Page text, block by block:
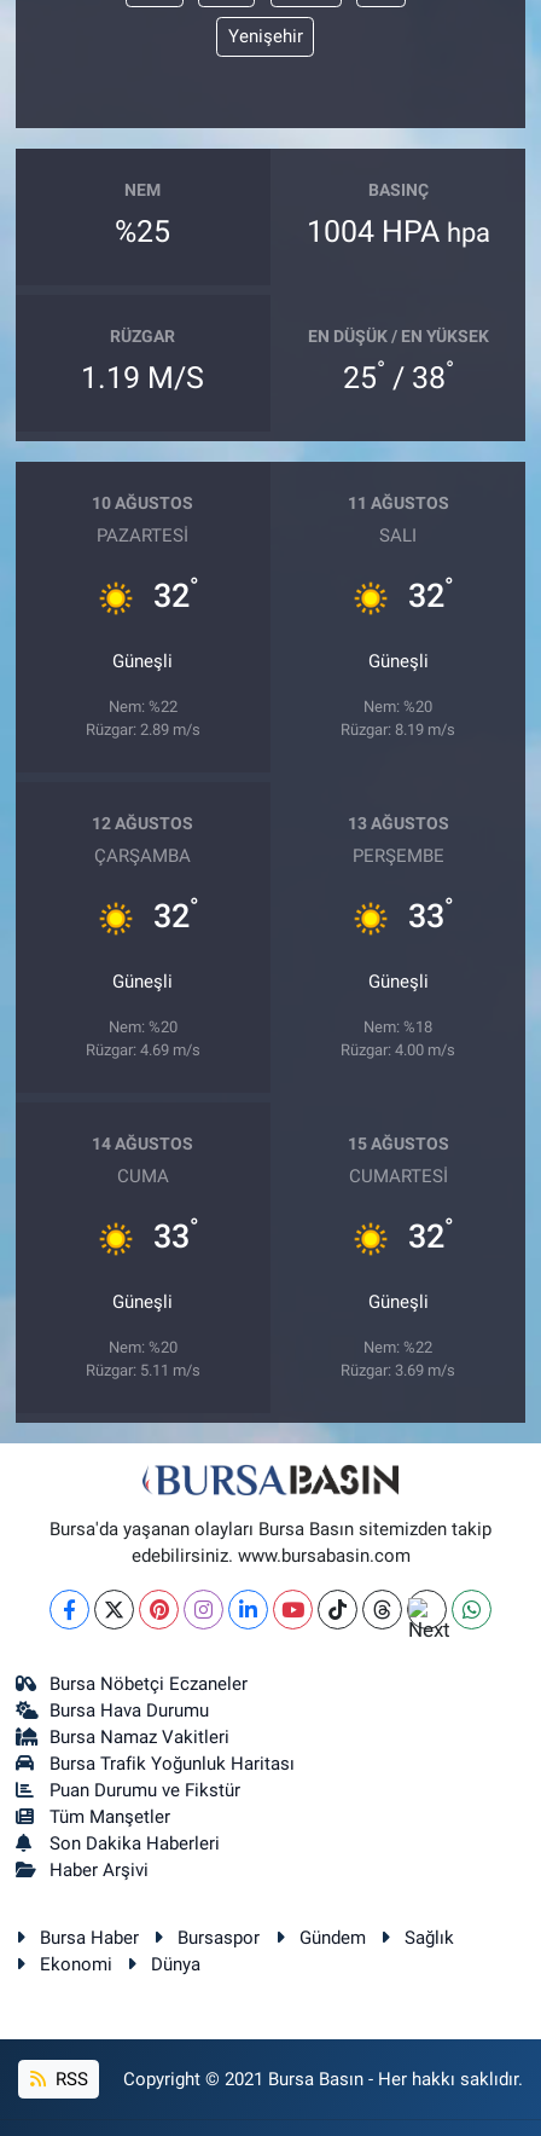
Yenişehir
NEM
%25
BASINÇ
1004 HPA hpa
RÜZGAR
1.19 M/S
EN DÜŞÜK / EN YÜKSEK
25° / 38°
10 AĞUSTOS
PAZARTESI
32°
Güneşli
Nem: %22
Rüzgar: 2.89 m/s
11 AĞUSTOS
SALI
32°
Güneşli
Nem: %20
Rüzgar: 8.19 m/s
12 AĞUSTOS
ÇARŞAMBA
32°
Güneşli
Nem: %20
Rüzgar: 4.69 m/s
13 AĞUSTOS
PERŞEMBE
33°
Güneşli
Nem: %18
Rüzgar: 4.00 m/s
14 AĞUSTOS
CUMA
33°
Güneşli
Nem: %20
Rüzgar: 5.11 m/s
15 AĞUSTOS
CUMARTESI
32°
Güneşli
Nem: %22
Rüzgar: 3.69 m/s
Bursa'da yaşanan olayları Bursa Basın sitemizden takip
edebilirsiniz. www.bursabasin.com
Bursa Nöbetçi Eczaneler
Bursa Hava Durumu
Bursa Namaz Vakitleri
Bursa Trafik Yoğunluk Haritası
Puan Durumu ve Fikstür
Tüm Manşetler
Son Dakika Haberleri
Haber Arşivi
Bursa Haber Bursaspor Gündem
Sağlık
Ekonomi
Dünya
RSS Copyright © 2021 Bursa Basın - Her hakkı saklıdır.
Nöbetçi Eczaneler